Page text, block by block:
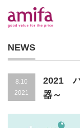
NEWS
8.10
2021
2021
器～